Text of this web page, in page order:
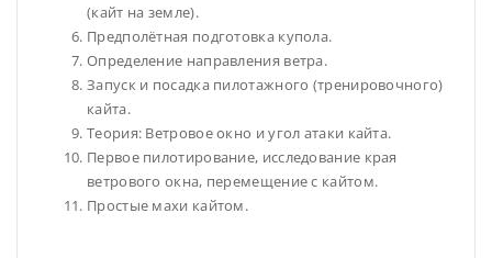
(кайт на земле).
Предполётная подготовка купола.
Определение направления ветра.
Запуск и посадка пилотажного (тренировочного)
кайта.
Теория: Ветровое окно и угол атаки кайта.
Первое пилотирование, исследование края
ветрового окна, перемещение с кайтом.
Простые махи кайтом.